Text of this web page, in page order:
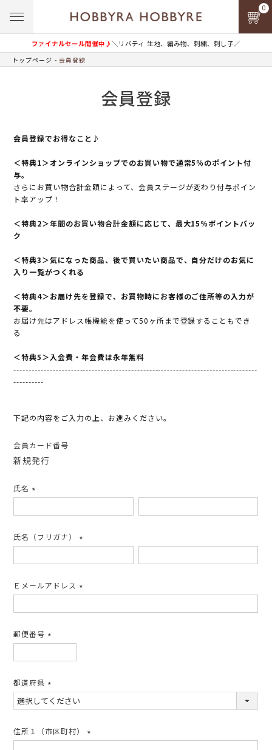
ファイナルセール開催中♪＼リバティ 生地、編み物、刺繍、刺し子／
0
トップページ 会員登録
会員登録
会員登録でお得なこと♪
＜特典1＞オンラインショップでのお買い物で通常5％のポイント付
与。
さらにお買い物合計金額によって、会員ステージが変わり付与ポイン
ト率アップ！
＜特典2＞年間のお買い物合計金額に応じて、最大15％ポイントバッ
ク
＜特典3＞気になった商品、後で買いたい商品で、自分だけのお気に
入り一覧がつくれる
＜特典4＞お届け先を登録で、お買物時にお客様のご住所等の入力が
不要。
お届け先はアドレス帳機能を使って50ヶ所まで登録することもでき
る
＜特典5＞入会費・年会費は永年無料
---------------------------------------------------------------------------------
----------
下記の内容をご入力の上、お進みください。
会員カード番号
新規発行
氏名
須)
氏名（フリガナ）
須)
Ｅメールアドレス
須)
郵便番号
須)
都道府県
(必
須)
住所１（市区町村）